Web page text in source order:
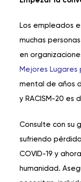
Los empleados
muchas
en
Mejores
mental de años
y RACISM-20 es
Consulte con su
sufriendo
COVID-19 y
humanidad.